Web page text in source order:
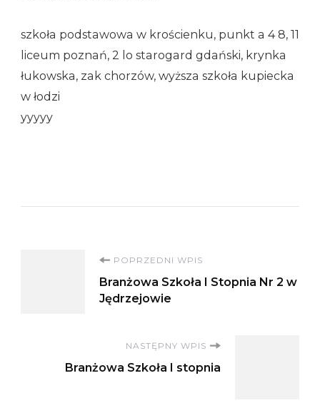
szkoła podstawowa w krościenku, punkt a 4 8, 11
liceum poznań, 2 lo starogard gdański, krynka
łukowska, zak chorzów, wyższa szkoła kupiecka
w łodzi
yyyyy
Nawigacja
wpisu
POPRZEDNI WPIS
Branżowa Szkoła I Stopnia Nr 2 w
Jędrzejowie
NASTĘPNY WPIS
Branżowa Szkoła I stopnia